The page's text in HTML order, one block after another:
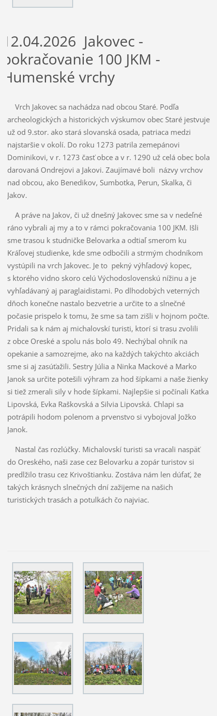
12.04.2026 Jakovec -
pokračovanie 100 JKM -
Humenské vrchy
Vrch Jakovec sa nachádza nad obcou Staré. Podľa
archeologických a historických výskumov obec Staré jestvuje
už od 9.stor. ako stará slovanská osada, patriaca medzi
najstaršie v okolí. Do roku 1273 patrila zemepánovi
Dominikovi, v r. 1273 časť obce a v r. 1290 už celá obec bola
darovaná Ondrejovi a Jakovi. Zaujímavé boli názvy vrchov
nad obcou, ako Benedikov, Sumbotka, Perun, Skalka, či
Jakov.
A práve na Jakov, či už dnešný Jakovec sme sa v nedeľné
ráno vybrali aj my a to v rámci pokračovania 100 JKM. Išli
sme trasou k studničke Belovarka a odtiaľ smerom ku
Kráľovej studienke, kde sme odbočili a strmým chodníkom
vystúpili na vrch Jakovec. Je to pekný výhľadový kopec,
s ktorého vidno skoro celú Východoslovenskú nížinu a je
vyhľadávaný aj paraglaidistami. Po dlhodobých veterných
dňoch konečne nastalo bezvetrie a určite to a slnečné
počasie prispelo k tomu, že sme sa tam zišli v hojnom počte.
Pridali sa k nám aj michalovskí turisti, ktorí si trasu zvolili
z obce Oreské a spolu nás bolo 49. Nechýbal ohník na
opekanie a samozrejme, ako na každých takýchto akciách
sme si aj zasúťažili. Sestry Júlia a Ninka Mackové a Marko
Janok sa určite potešili výhram za hod šípkami a naše žienky
si tiež zmerali sily v hode šípkami. Najlepšie si počínali Katka
Lipovská, Evka Raškovská a Silvia Lipovská. Chlapi sa
potrápili hodom polenom a prvenstvo si vybojoval Jožko
Janok.
Nastal čas rozlúčky. Michalovskí turisti sa vracali naspäť
do Oreského, naši zase cez Belovarku a zopár turistov si
predlžilo trasu cez Krivoštianku. Zostáva nám len dúfať, že
takých krásnych slnečných dní zažijeme na našich
turistických trasách a potulkách čo najviac.